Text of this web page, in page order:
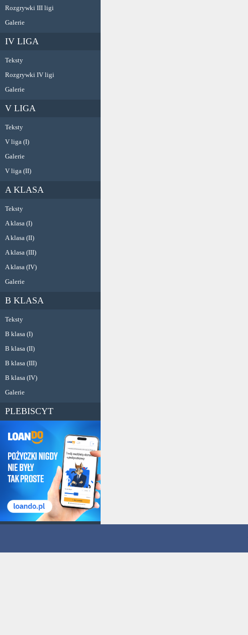
Rozgrywki III ligi
Galerie
IV LIGA
Teksty
Rozgrywki IV ligi
Galerie
V LIGA
Teksty
V liga (I)
Galerie
V liga (II)
A KLASA
Teksty
A klasa (I)
A klasa (II)
A klasa (III)
A klasa (IV)
Galerie
B KLASA
Teksty
B klasa (I)
B klasa (II)
B klasa (III)
B klasa (IV)
Galerie
PLEBISCYT